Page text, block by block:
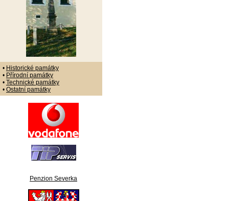
• Historické památky
• Přírodní památky
• Technické památky
• Ostatní památky
Penzion Severka